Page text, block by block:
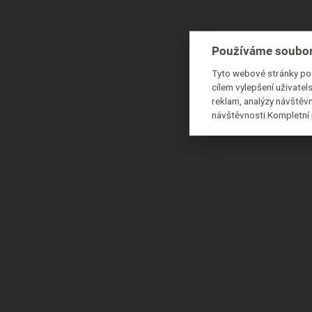
Používáme
Tyto webové stránky
cílem vylepšení
reklam, analýzy
návštěvnosti.Kompletní